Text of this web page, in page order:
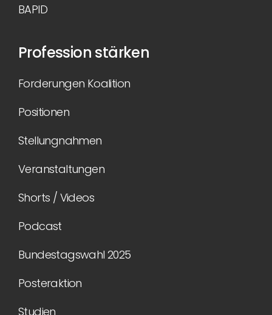
BAPID
Profession stärken
Forderungen Koalition
Positionen
Stellungnahmen
Veranstaltungen
Shorts / Videos
Podcast
Bundestagswahl 2025
Posteraktion
Studien